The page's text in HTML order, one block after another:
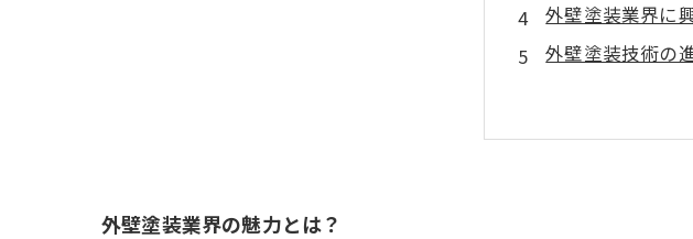
外壁塗装業界に
外壁塗装技術の
外壁塗装業界の魅力とは？